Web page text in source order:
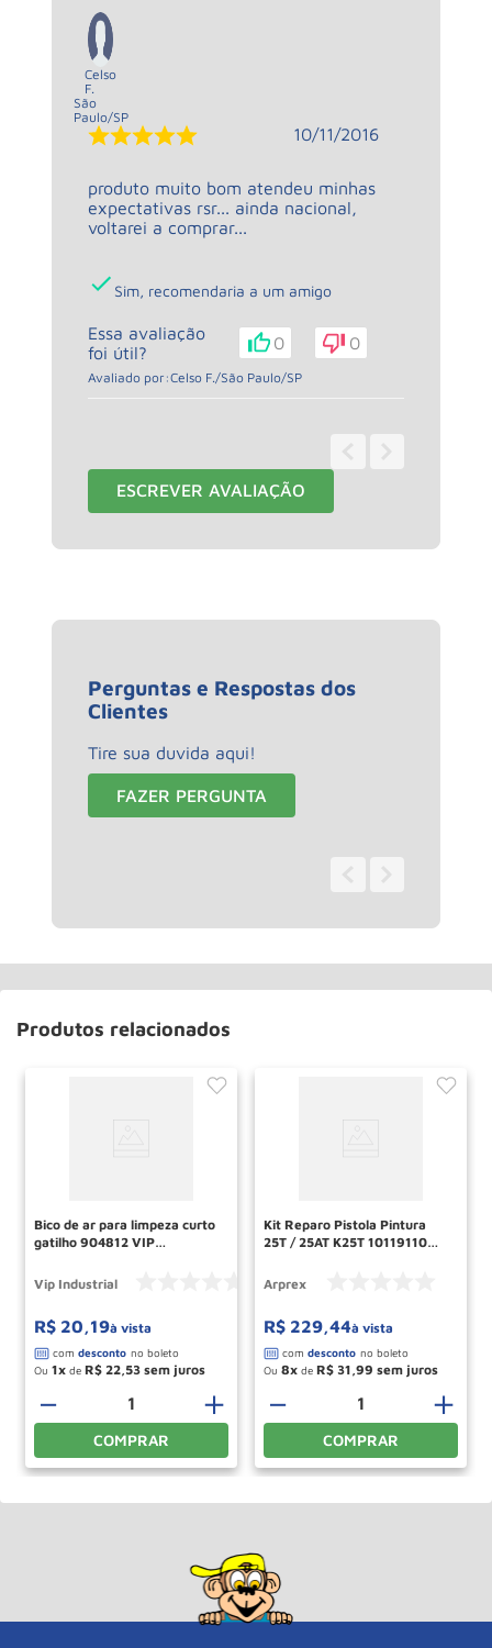
Celso
F.
São
Paulo/SP
10/11/2016
produto muito bom atendeu minhas
expectativas rsr... ainda nacional,
voltarei a comprar...
Sim, recomendaria a um amigo
Essa avaliação
foi útil?
0 0
Avaliado por:Celso F./São Paulo/SP
ESCREVER AVALIAÇÃO
Perguntas e Respostas dos
Clientes
Tire sua duvida aqui!
FAZER PERGUNTA
Produtos relacionados
Bico de ar para limpeza curto
gatilho 904812 VIP
Vip Industrial
R$ 20,19à vista
Ou 1 de R$ 22,53
＋
－
COMPRAR
Kit Reparo Pistola Pintura
25T / 25AT K25T 10119110
Arprex
R$ 229,44à vista
Ou 8 de R$ 31,99
＋
－
COMPRAR